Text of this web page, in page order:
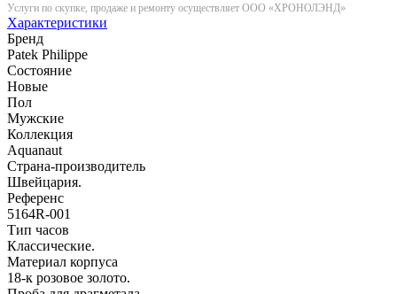
Услуги по скупке, продаже и ремонту осуществляет ООО «ХРОНОЛЭНД»
Характеристики
Бренд
Patek Philippe
Состояние
Новые
Пол
Мужские
Коллекция
Aquanaut
Страна-производитель
Швейцария.
Референс
5164R-001
Тип часов
Классические.
Материал корпуса
18-к розовое золото.